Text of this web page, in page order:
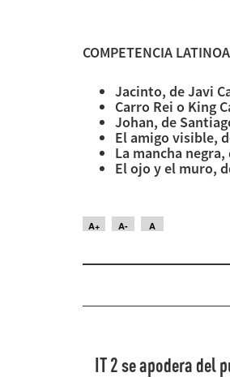
COMPETENCIA
Jacinto, de Javi
Carro Rei o King
Johan, de
El amigo visible,
La mancha
El ojo y el muro,
A+ A- A
IT 2 se apodera del